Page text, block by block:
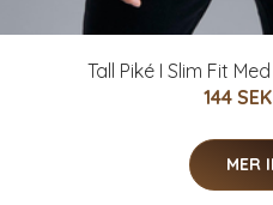
Tall Piké I Slim Fit
144 SEK
MER